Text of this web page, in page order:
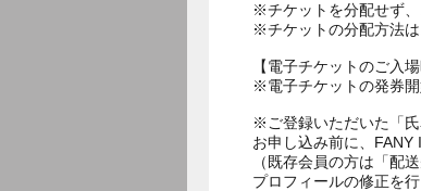
※チケットを分配せず、
※チケットの分配方法は
【電子チケットのご入
※電子チケットの発券
※ご登録いただいた「氏
お申し込み前に、FANY
（既存会員の方は「配
プロフィールの修正を